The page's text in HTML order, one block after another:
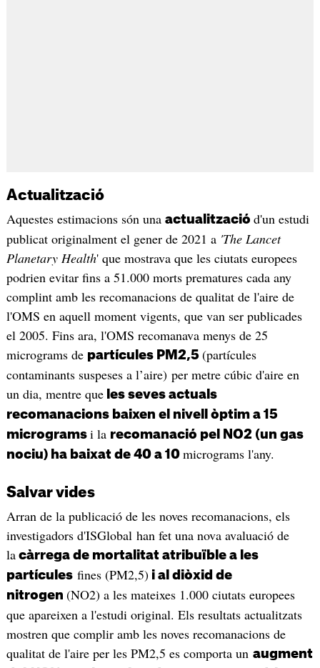
Actualització
Aquestes estimacions són una actualització d'un estudi
publicat originalment el gener de 2021 a 'The Lancet
Planetary Health' que mostrava que les ciutats europees
podrien evitar fins a 51.000 morts prematures cada any
complint amb les recomanacions de qualitat de l'aire de
l'OMS en aquell moment vigents, que van ser publicades
el 2005. Fins ara, l'OMS recomanava menys de 25
micrograms de partícules PM2,5 (partícules
contaminants suspeses a l’aire) per metre cúbic d'aire en
un dia, mentre queles seves actuals
recomanacions baixen el nivell òptim a 15
micrograms i la recomanació pel NO2 (un gas
nociu) ha baixat de 40 a 10 micrograms l'any.
Salvar vides
Arran de la publicació de les noves recomanacions, els
investigadors d'ISGlobal han fet una nova avaluació de
la càrrega de mortalitat atribuïble a les
partículesfines (PM2,5)i al diòxid de
nitrogen (NO2) a les mateixes 1.000 ciutats europees
que apareixen a l'estudi original. Els resultats actualitzats
mostren que complir amb les noves recomanacions de
qualitat de l'aire per les PM2,5 es comporta un augment